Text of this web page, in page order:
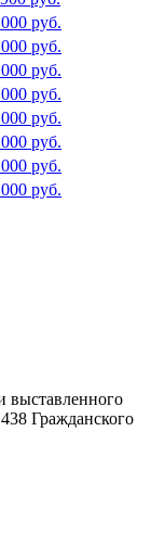
руб.
руб.
руб.
руб.
руб.
руб.
руб.
руб.
выставленного
Гражданского